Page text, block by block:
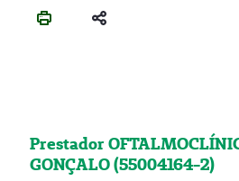
Prestador
GONÇALO (55004164-2)